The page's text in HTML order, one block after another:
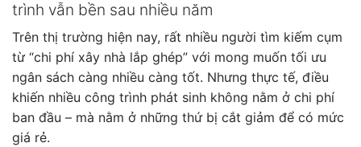
trình vẫn bền sau nhiều năm
Trên thị trường hiện nay, rất nhiều người tìm kiếm cụm
từ “chi phí xây nhà lắp ghép” với mong muốn tối ưu
ngân sách càng nhiều càng tốt. Nhưng thực tế, điều
khiến nhiều công trình phát sinh không nằm ở chi phí
ban đầu – mà nằm ở những thứ bị cắt giảm để có mức
giá rẻ.